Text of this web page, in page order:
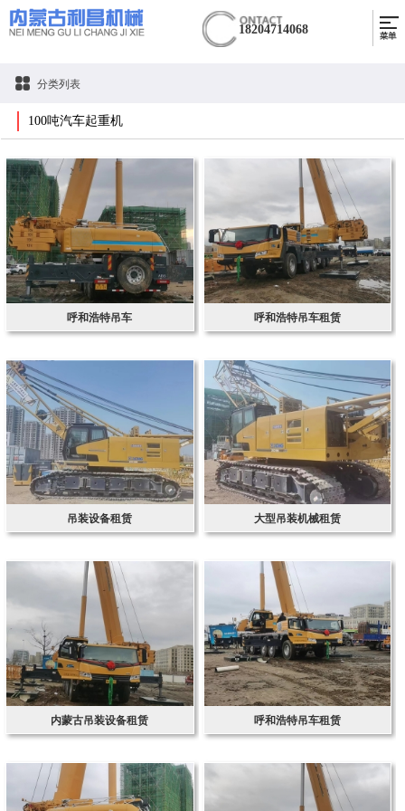
18204714068
分类列表
100吨汽车起重机
呼和浩特吊车 呼和浩特吊车租赁
吊装设备租赁 大型吊装机械租赁
内蒙古吊装设备租赁 呼和浩特吊车租赁